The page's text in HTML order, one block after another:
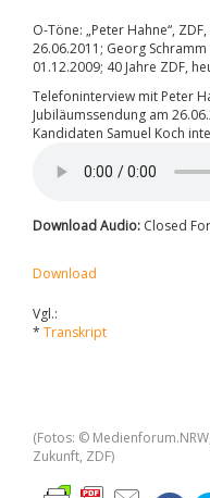
O-Töne: „Peter Hahne“,
26.06.2011; Georg Schramm
01.12.2009; 40 Jahre ZDF,
Telefoninterview mit Peter
Jubiläumssendung am
Kandidaten Samuel Koch
Download Audio: Closed
Download
Vgl.:
* Transkript
(Fotos: ©
Zukunft, ZDF)